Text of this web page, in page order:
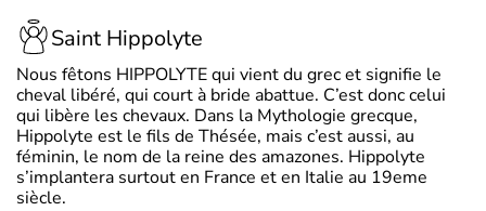
Saint Hippolyte
Nous fêtons HIPPOLYTE qui vient du grec et signifie le
cheval libéré, qui court à bride abattue. C’est donc celui
qui libère les chevaux. Dans la Mythologie grecque,
Hippolyte est le fils de Thésée, mais c’est aussi, au
féminin, le nom de la reine des amazones. Hippolyte
s’implantera surtout en France et en Italie au 19eme
siècle.